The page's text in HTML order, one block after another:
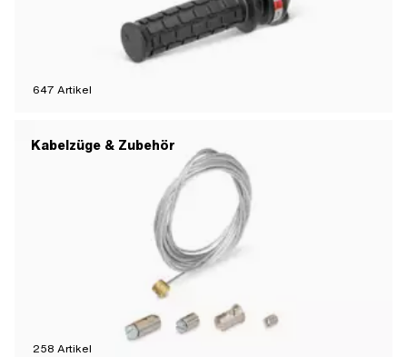
647 Artikel
Kabelzüge & Zubehör
258 Artikel